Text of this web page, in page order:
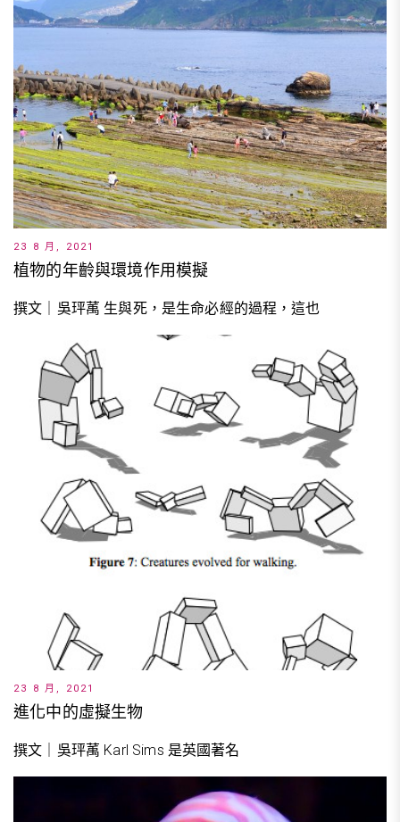
23 8 月, 2021
植物的年齡與環境作用模擬
撰文｜吳玶萭 生與死，是生命必經的過程，這也
23 8 月, 2021
進化中的虛擬生物
撰文｜吳玶萭 Karl Sims 是英國著名